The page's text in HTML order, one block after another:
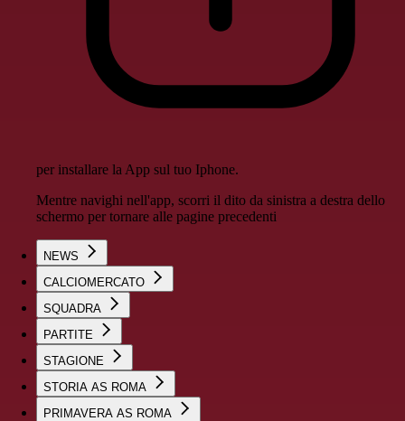
per installare la App sul tuo Iphone.
Mentre navighi nell'app, scorri il dito da sinistra a destra dello
schermo per tornare alle pagine precedenti
NEWS
CALCIOMERCATO
SQUADRA
PARTITE
STAGIONE
STORIA AS ROMA
PRIMAVERA AS ROMA